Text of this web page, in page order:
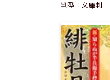
判型：文庫判